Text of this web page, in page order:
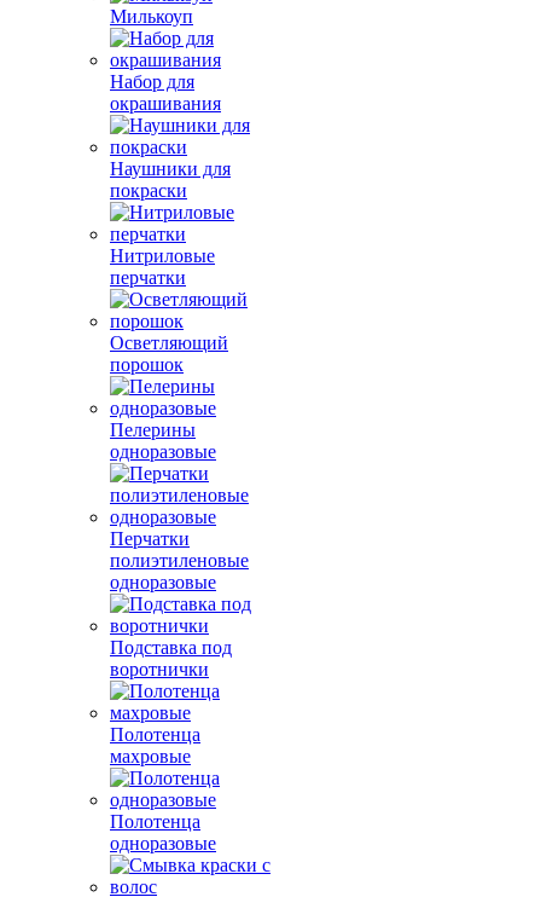
Милькоуп
Набор для
окрашивания
Наушники для
покраски
Нитриловые
перчатки
Осветляющий
порошок
Пелерины
одноразовые
Перчатки
полиэтиленовые
одноразовые
Подставка под
воротнички
Полотенца
махровые
Полотенца
одноразовые